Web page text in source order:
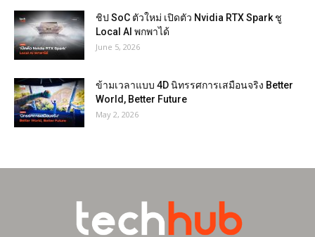
ชิป SoC ตัวใหม่ เปิดตัว Nvidia RTX Spark ชู
Local AI พกพาได้
June 5, 2026
ข้ามเวลาแบบ 4D นิทรรศการเสมือนจริง Better
World, Better Future
May 2, 2026